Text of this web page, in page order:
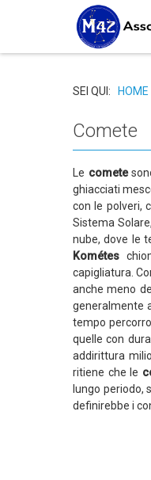
SEI QUI: HOME
Comete
Le comete
ghiacciati
con le polveri,
Sistema
nube, dove le
Kométes
capigliatura.
anche meno
generalmente
tempo
quelle con
addirittura
ritiene che le
lungo periodo,
definirebbe i